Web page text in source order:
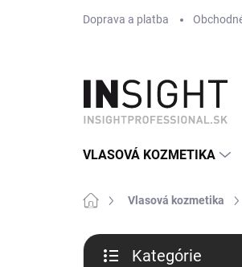
Doprava a platba
VLASOVÁ KOZMETIKA
DomovVlasová kozmetika
B
Kategórie